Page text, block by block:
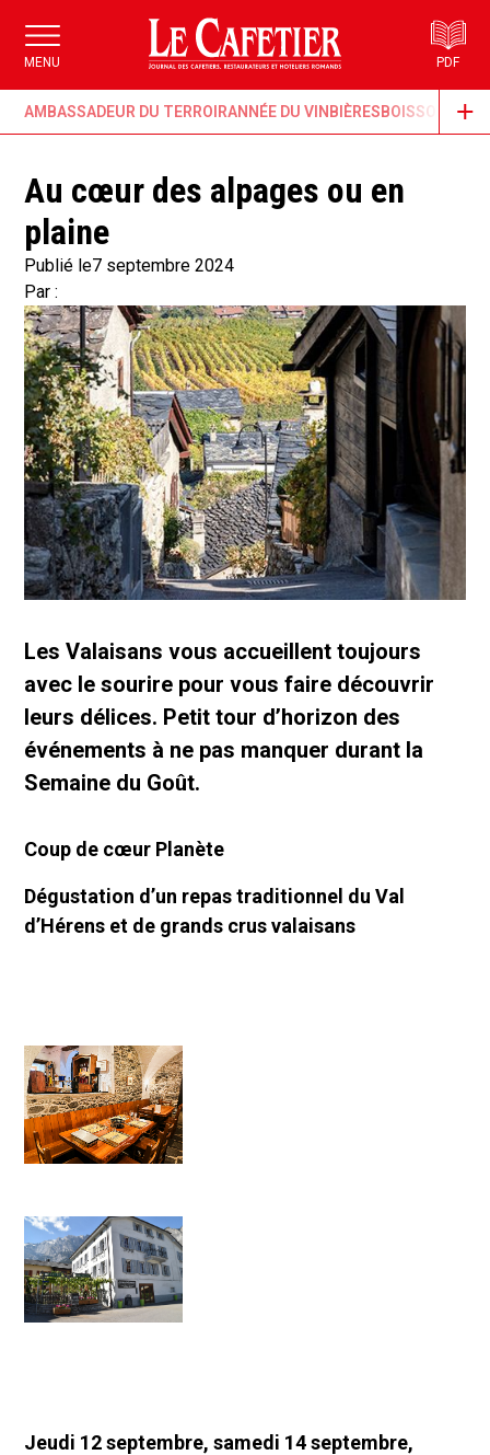
MENU PDF
AMBASSADEUR DU TERROIRANNÉE DU VINBIÈRESBOISSONS &
Au cœur des alpages ou en
plaine
Publié le7 septembre 2024
Par :
Les Valaisans vous accueillent toujours
avec le sourire pour vous faire découvrir
leurs délices. Petit tour d’horizon des
événements à ne pas manquer durant la
Semaine du Goût.
Coup de cœur Planète
Dégustation d’un repas traditionnel du Val
d’Hérens et de grands crus valaisans
Jeudi 12 septembre, samedi 14 septembre,